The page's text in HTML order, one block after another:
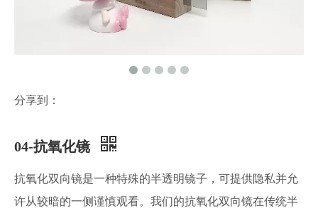
分享到：
04-抗氧化镜
抗氧化双向镜是一种特殊的半透明镜子，可提供隐私并允
许从较暗的一侧谨慎观看。我们的抗氧化双向镜在传统半